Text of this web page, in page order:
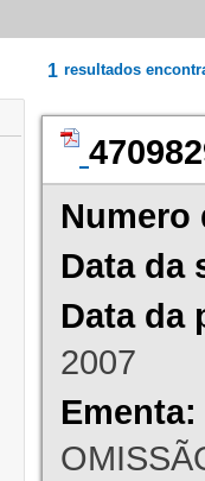
1 resultados
Numero
Data da
Data da
2007
Ementa: